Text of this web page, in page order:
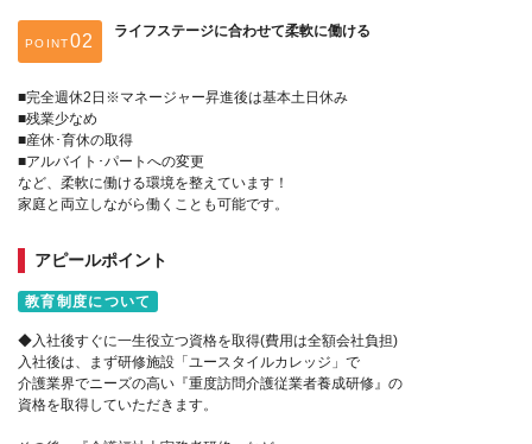
POINT
ライフステージに合わせて柔軟に働ける
■完全週休2日※マネージャー昇進後は基本土日休み
■残業少なめ
■産休･育休の取得
■アルバイト･パートへの変更
など、柔軟に働ける環境を整えています！
家庭と両立しながら働くことも可能です。
アピールポイント
教育制度について
◆入社後すぐに一生役立つ資格を取得(費用は全額会社負担)
入社後は、まず研修施設「ユースタイルカレッジ」で
介護業界でニーズの高い『重度訪問介護従業者養成研修』の
資格を取得していただきます。